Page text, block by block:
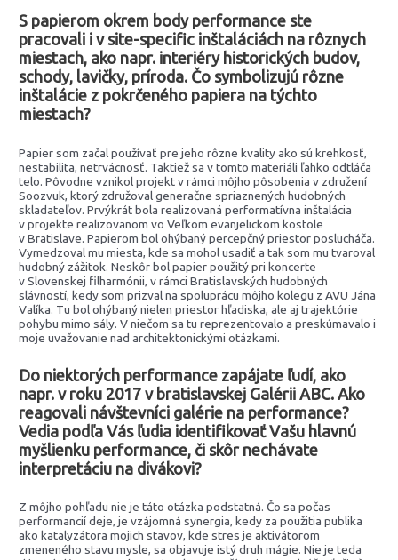
S papierom okrem body performance ste
pracovali i v site-specific inštaláciách na rôznych
miestach, ako napr. interiéry historických budov,
schody, lavičky, príroda. Čo symbolizujú rôzne
inštalácie z pokrčeného papiera na týchto
miestach?
Papier som začal používať pre jeho rôzne kvality ako sú krehkosť,
nestabilita, netrvácnosť. Taktiež sa v tomto materiáli ľahko odtláča
telo. Pôvodne vznikol projekt v rámci môjho pôsobenia v združení
Soozvuk, ktorý združoval generačne spriaznených hudobných
skladateľov. Prvýkrát bola realizovaná performatívna inštalácia
v projekte realizovanom vo Veľkom evanjelickom kostole
v Bratislave. Papierom bol ohýbaný percepčný priestor poslucháča.
Vymedzoval mu miesta, kde sa mohol usadiť a tak som mu tvaroval
hudobný zážitok. Neskôr bol papier použitý pri koncerte
v Slovenskej filharmónii, v rámci Bratislavských hudobných
slávností, kedy som prizval na spoluprácu môjho kolegu z AVU Jána
Valíka. Tu bol ohýbaný nielen priestor hľadiska, ale aj trajektórie
pohybu mimo sály. V niečom sa tu reprezentovalo a preskúmavalo i
moje uvažovanie nad architektonickými otázkami.
Do niektorých performance zapájate ľudí, ako
napr. v roku 2017 v bratislavskej Galérii ABC. Ako
reagovali návštevníci galérie na performance?
Vedia podľa Vás ľudia identifikovať Vašu hlavnú
myšlienku performance, či skôr nechávate
interpretáciu na divákovi?
Z môjho pohľadu nie je táto otázka podstatná. Čo sa počas
performancií deje, je vzájomná synergia, kedy za použitia publika
ako katalyzátora mojich stavov, kde stres je aktivátorom
zmeneného stavu mysle, sa objavuje istý druh mágie. Nie je teda